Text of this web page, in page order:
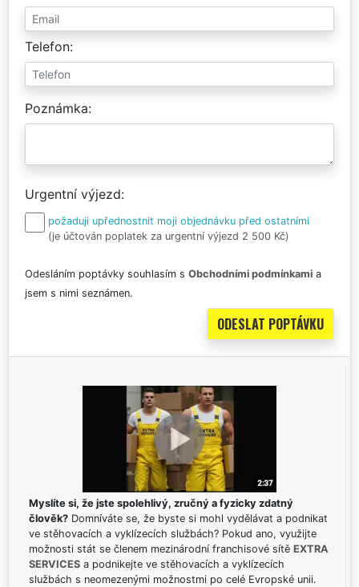
Telefon
Poznámka
Urgentní výjezd
požaduji upřednostnit moji objednávku před ostatními
(je účtován poplatek za urgentní výjezd 2 500 Kč)
Odesláním poptávky souhlasím s Obchodními podmínkami a
jsem s nimi seznámen.
Myslíte si, že jste spolehlivý, zručný a fyzicky zdatný
člověk? Domníváte se, že byste si mohl vydělávat a podnikat
ve stěhovacích a vyklízecích službách? Pokud ano, využijte
možnosti stát se členem mezinárodní franchisové sítě EXTRA
SERVICES a podnikejte ve stěhovacích a vyklízecích
službách s neomezenými možnostmi po celé Evropské unii.